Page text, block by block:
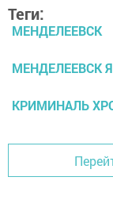
Теги:
МЕНДЕЛЕЕВСК
МЕНДЕЛЕЕВСК
КРИМИНАЛЬ